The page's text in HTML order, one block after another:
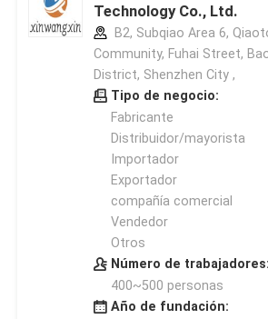
Technology Co., Ltd.
B2, Subqiao Area 6,
Community, Fuhai Street,
District, Shenzhen City ,
Tipo de negocio:
Fabricante
Distribuidor/mayorista
Importador
Exportador
compañía comercial
Vendedor
Otros
Número de trabajadores:
400~500 personas
Año de fundación: